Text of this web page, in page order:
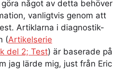
något av detta behöver
vanligtvis genom att
Artiklarna i diagnostik-
(Artikelserie
del 2; Test) är baserade på
jag lärde mig, just från Eric